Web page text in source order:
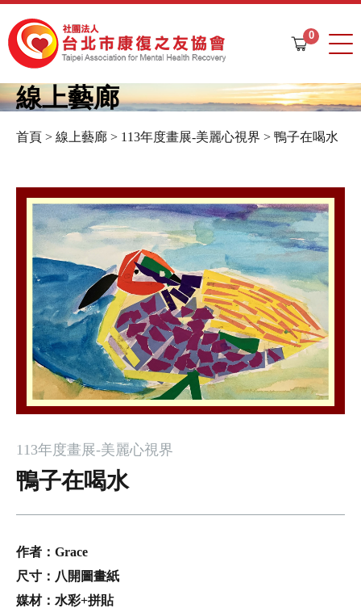
購
車
0
線上藝廊
您
在
這
裡
首頁 > 線上藝廊 > 113年度畫展-美麗心視界 > 鴨子在喝水
113年度畫展-美麗心視界
鴨子在喝水
作者： Grace
尺寸： 八 開 圖畫紙
媒材： 水彩+拼貼